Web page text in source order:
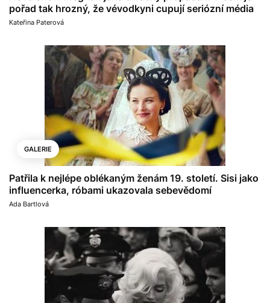
pořad tak hrozný, že vévodkyni cupují seriózní média
Kateřina Paterová
GALERIE
Patřila k nejlépe oblékaným ženám 19. století. Sisi jako
influencerka, róbami ukazovala sebevědomí
Ada Bartlová